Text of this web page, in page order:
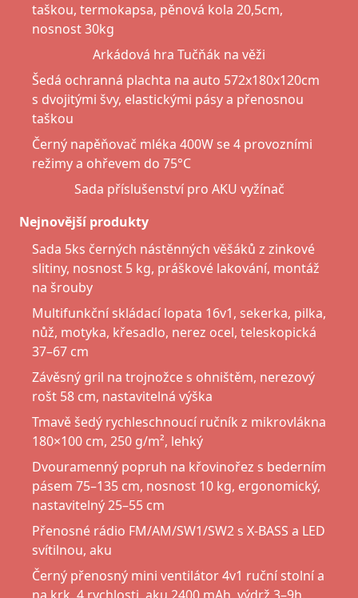
taškou, termokapsa, pěnová kola 20,5cm,
nosnost 30kg
Arkádová hra Tučňák na věži
Šedá ochranná plachta na auto 572x180x120cm
s dvojitými švy, elastickými pásy a přenosnou
taškou
Černý napěňovač mléka 400W se 4 provozními
režimy a ohřevem do 75°C
Sada příslušenství pro AKU vyžínač
Nejnovější produkty
Sada 5ks černých nástěnných věšáků z zinkové
slitiny, nosnost 5 kg, práškové lakování, montáž
na šrouby
Multifunkční skládací lopata 16v1, sekerka, pilka,
nůž, motyka, křesadlo, nerez ocel, teleskopická
37–67 cm
Závěsný gril na trojnožce s ohništěm, nerezový
rošt 58 cm, nastavitelná výška
Tmavě šedý rychleschnoucí ručník z mikrovlákna
180×100 cm, 250 g/m², lehký
Dvouramenný popruh na křovinořez s bederním
pásem 75–135 cm, nosnost 10 kg, ergonomický,
nastavitelný 25–55 cm
Přenosné rádio FM/AM/SW1/SW2 s X-BASS a LED
svítilnou, aku
Černý přenosný mini ventilátor 4v1 ruční stolní a